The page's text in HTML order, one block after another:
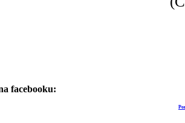
facebooku: